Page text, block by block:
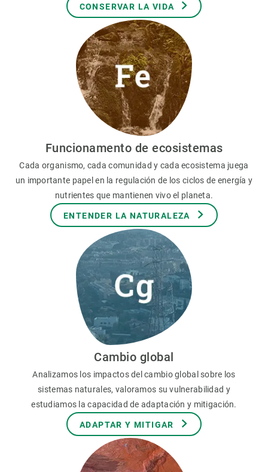
CONSERVAR LA VIDA
Funcionamento de ecosistemas
Cada organismo, cada comunidad y cada ecosistema juega
un importante papel en la regulación de los ciclos de energía y
nutrientes que mantienen vivo el planeta.
ENTENDER LA NATURALEZA
Cambio global
Analizamos los impactos del cambio global sobre los
sistemas naturales, valoramos su vulnerabilidad y
estudiamos la capacidad de adaptación y mitigación.
ADAPTAR Y MITIGAR